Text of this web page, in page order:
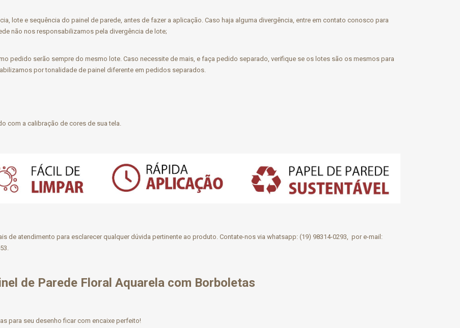
lote e sequência do painel de parede, antes de fazer a aplicação. Caso haja alguma divergência, entre em contato conosco para
não nos responsabilizamos pela divergência de lote;
pedido serão sempre do mesmo lote. Caso necessite de mais, e faça pedido separado, verifique se os lotes são os mesmos para
por tonalidade de painel diferente em pedidos separados.
com a calibração de cores de sua tela.
de atendimento para esclarecer qualquer dúvida pertinente ao produto. Contate-nos via whatsapp: (19) 98314-0293, por e-mail:
de Parede Floral Aquarela com Borboletas
para seu desenho ficar com encaixe perfeito!